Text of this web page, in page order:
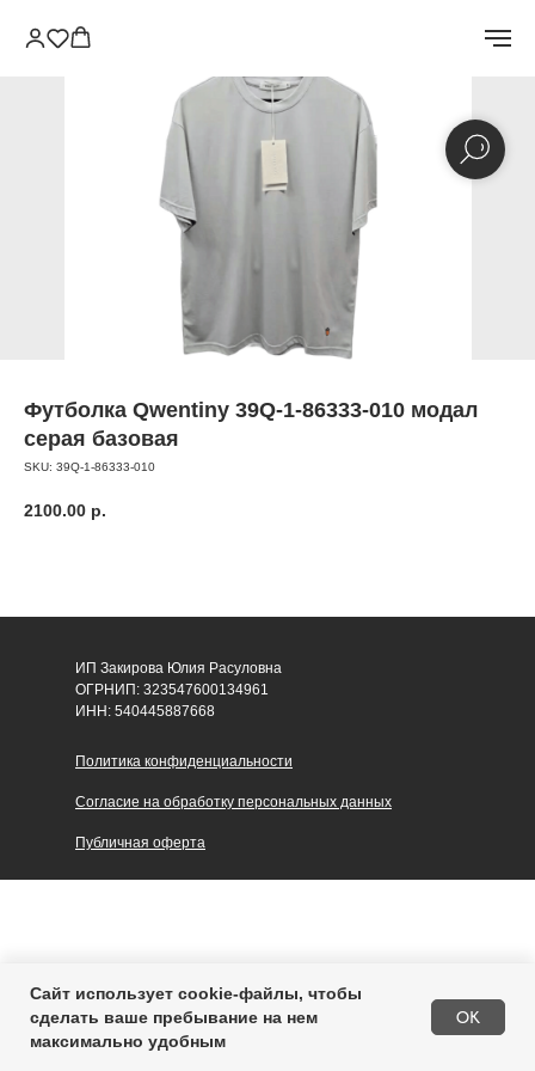
Футболка Qwentiny 39Q-1-86333-010 модал
серая базовая
SKU: 39Q-1-86333-010
2100.00 р.
В корзину
Сайт использует cookie-файлы, чтобы
сделать ваше пребывание на нем
максимально удобным
OK
ИП Закирова Юлия Расуловна
ОГРНИП: 323547600134961
ИНН: 540445887668
Политика конфиденциальности
Согласие на обработку персональных данных
Публичная оферта